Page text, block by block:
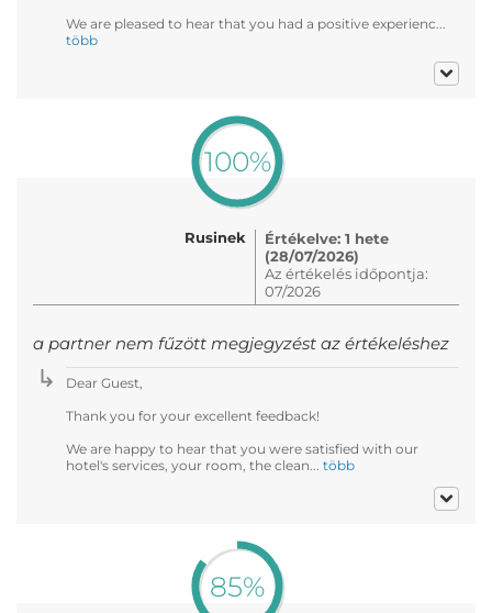
We are pleased to hear that you had a positive experienc...
több
100%
Rusinek
Értékelve: 1 hete
(28/07/2026)
Az értékelés időpontja:
07/2026
a partner nem fűzött megjegyzést az értékeléshez
Dear Guest,
Thank you for your excellent feedback!
We are happy to hear that you were satisfied with our
hotel's services, your room, the clean... több
85%